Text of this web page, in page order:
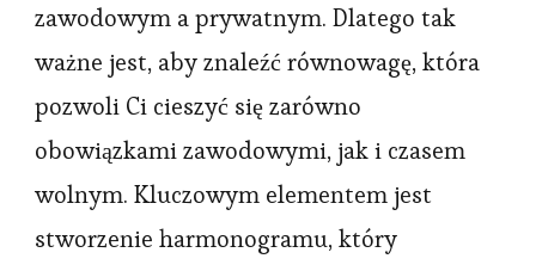
zawodowym a prywatnym. Dlatego tak
ważne jest, aby znaleźć równowagę, która
pozwoli Ci cieszyć się zarówno
obowiązkami zawodowymi, jak i czasem
wolnym. Kluczowym elementem jest
stworzenie harmonogramu, który